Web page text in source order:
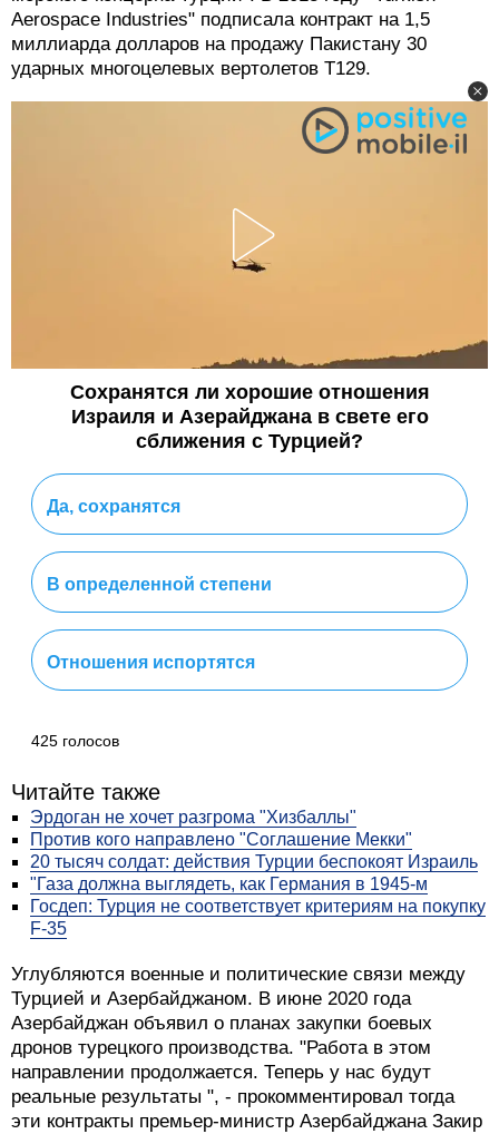
Aerospace Industries" подписала контракт на 1,5
миллиарда долларов на продажу Пакистану 30
ударных многоцелевых вертолетов T129.
Сохранятся ли хорошие отношения
Израиля и Азерайджана в свете его
сближения с Турцией?
Да, сохранятся
В определенной степени
Отношения испортятся
425 голосов
Читайте также
Эрдоган не хочет разгрома "Хизбаллы"
Против кого направлено "Соглашение Мекки"
20 тысяч солдат: действия Турции беспокоят Израиль
"Газа должна выглядеть, как Германия в 1945-м
Госдеп: Турция не соответствует критериям на покупку
F-35
Углубляются военные и политические связи между
Турцией и Азербайджаном. В июне 2020 года
Азербайджан объявил о планах закупки боевых
дронов турецкого производства. "Работа в этом
направлении продолжается. Теперь у нас будут
реальные результаты ", - прокомментировал тогда
эти контракты премьер-министр Азербайджана Закир